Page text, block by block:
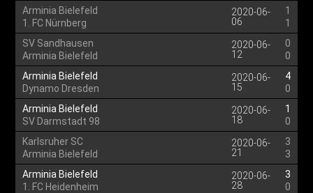
Arminia Bielefeld
1. FC Nürnberg
2020-06-
06
1
1
SV Sandhausen
Arminia Bielefeld
2020-06-
12
0
0
Arminia Bielefeld
Dynamo Dresden
2020-06-
15
4
0
Arminia Bielefeld
SV Darmstadt 98
2020-06-
18
1
0
Karlsruher SC
Arminia Bielefeld
2020-06-
21
3
3
Arminia Bielefeld
1. FC Heidenheim
2020-06-
28
3
0